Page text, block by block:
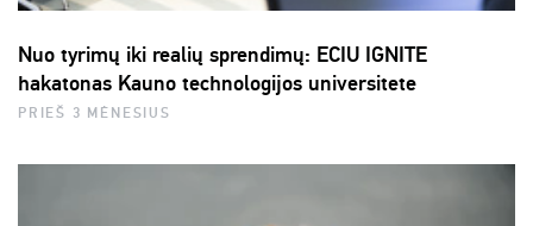
Nuo tyrimų iki realių sprendimų: ECIU IGNITE
hakatonas Kauno technologijos universitete
PRIEŠ 3 MĖNESIUS